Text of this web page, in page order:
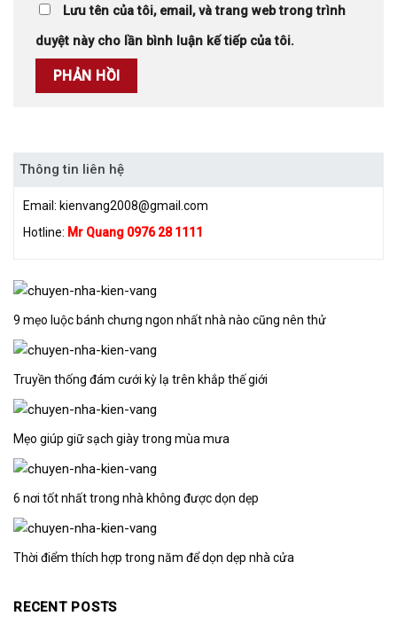
Lưu tên của tôi, email, và trang web trong trình
duyệt này cho lần bình luận kế tiếp của tôi.
Thông tin liên hệ
Email: kienvang2008@gmail.com
Hotline: Mr Quang 0976 28 1111
9 mẹo luộc bánh chưng ngon nhất nhà nào cũng nên thử
Truyền thống đám cưới kỳ lạ trên khắp thế giới
Mẹo giúp giữ sạch giày trong mùa mưa
6 nơi tốt nhất trong nhà không được dọn dẹp
Thời điểm thích hợp trong năm để dọn dẹp nhà cửa
RECENT POSTS